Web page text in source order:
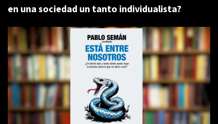
en una sociedad un tanto individualista?